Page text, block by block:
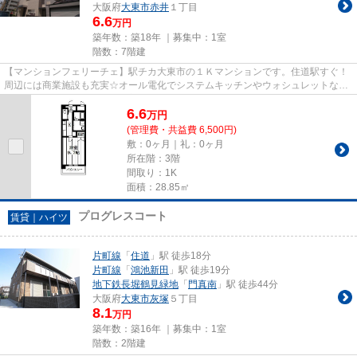
大阪府大東市赤井 １丁目
6.6万円
築年数：築18年 ｜募集中： 1室
階数：7階建
【マンションフェリーチェ】駅チカ大東市の１Ｋマンションです。住道駅すぐ！
周辺には商業施設も充実☆オール電化でシステムキッチンやウォシュレットな
ど、大満足の設備(o´∀｀o)洋室も...
6.6万円
(管理費・共益費 6,500円)
敷：0ヶ月｜礼：0ヶ月
所在階：3階
間取り：1K
面積：28.85㎡
賃貸｜ハイツ プログレスコート
片町線 「 住道 」駅 徒歩18分
片町線 「 鴻池新田 」駅 徒歩19分
地下鉄長堀鶴見緑地 「 門真南 」駅 徒歩44分
大阪府大東市灰塚 ５丁目
8.1万円
築年数：築16年 ｜募集中： 1室
階数：2階建